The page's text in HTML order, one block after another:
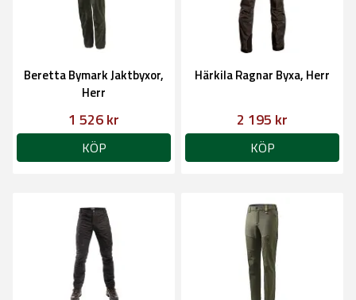
Beretta Bymark Jaktbyxor,
Herr
1 526 kr
KÖP
Härkila Ragnar Byxa, Herr
2 195 kr
KÖP